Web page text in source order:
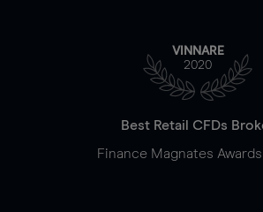
VINNARE
2020
Best Retail CFDs
Finance Magnates